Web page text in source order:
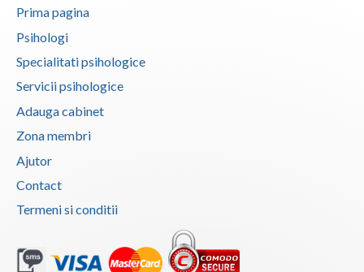
Prima pagina
Psihologi
Specialitati psihologice
Servicii psihologice
Adauga cabinet
Zona membri
Ajutor
Contact
Termeni si conditii